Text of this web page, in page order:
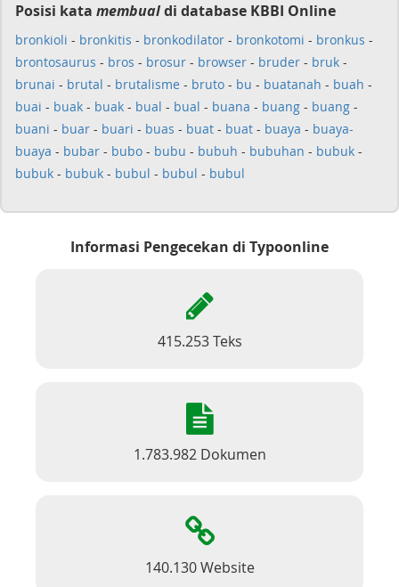
Posisi kata membualdi database KBBI Online
bronkioli - bronkitis - bronkodilator - bronkotomi - bronkus -
brontosaurus - bros - brosur - browser - bruder - bruk -
brunai - brutal - brutalisme - bruto - bu - buatanah - buah -
buai - buak - buak - bual - bual - buana - buang - buang -
buani - buar - buari - buas - buat - buat - buaya - buaya-
buaya - bubar - bubo - bubu - bubuh - bubuhan - bubuk -
bubuk - bubuk - bubul - bubul - bubul
Informasi Pengecekan di Typoonline
415.253 Teks
1.783.982 Dokumen
140.130 Website